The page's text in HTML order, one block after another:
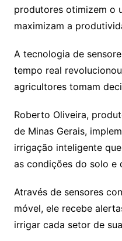
produtores otimizem o
maximizam a
A tecnologia de
tempo real
agricultores tomam
Roberto Oliveira,
de Minas Gerais,
irrigação inteligente
as condições do solo e
Através de sensores
móvel, ele recebe
irrigar cada setor de